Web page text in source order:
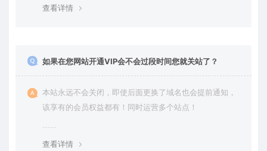
查看详情
如果在您网站开通VIP会不会过段时间您就关站了？
本站永远不会关闭，即使后面更换了域名也会提前通知，
该享有的会员权益都有！同时运营多个站点！
查看详情